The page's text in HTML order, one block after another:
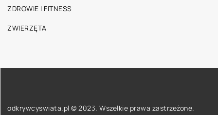
ZDROWIE I FITNESS
ZWIERZĘTA
odkrywcyswiata.pl © 2023. Wszelkie prawa zastrzeżone.